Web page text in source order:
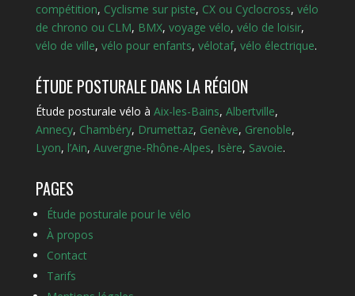
compétition, Cyclisme sur piste, CX ou Cyclocross, vélo
de chrono ou CLM, BMX, voyage vélo, vélo de loisir,
vélo de ville, vélo pour enfants, vélotaf, vélo électrique.
ÉTUDE POSTURALE DANS LA RÉGION
Étude posturale vélo à Aix-les-Bains, Albertville,
Annecy, Chambéry, Drumettaz, Genève, Grenoble,
Lyon, l’Ain, Auvergne-Rhône-Alpes, Isère, Savoie.
PAGES
Étude posturale pour le vélo
À propos
Contact
Tarifs